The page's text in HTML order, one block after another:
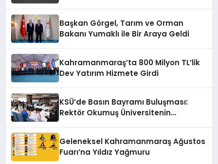
Başkan Görgel, Tarım ve Orman
Bakanı Yumaklı ile Bir Araya Geldi
Kahramanmaraş’ta 800 Milyon TL’lik
Dev Yatırım Hizmete Girdi
KSÜ’de Basın Bayramı Buluşması:
Rektör Okumuş Üniversitenin
Geleneksel Kahramanmaraş Ağustos
Fuarı’na Yıldız Yağmuru